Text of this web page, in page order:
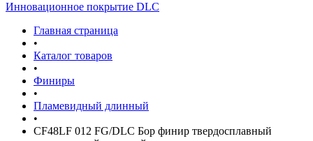
Инновационное покрытие DLC
Главная страница
•
Каталог товаров
•
Финиры
•
Пламевидный длинный
•
CF48LF 012 FG/DLC Бор финир твердосплавный